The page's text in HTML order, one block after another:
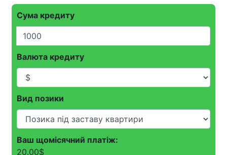
Сума кредиту
Валюта кредиту
Вид позики
Ваш щомісячний платіж:
20.00$